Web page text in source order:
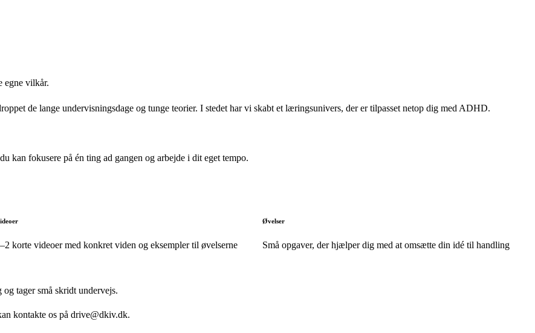
egne vilkår.
de lange undervisningsdage og tunge teorier. I stedet har vi skabt et læringsunivers, der er tilpasset netop dig med ADHD.
kan fokusere på én ting ad gangen og arbejde i dit eget tempo.
korte videoer med konkret viden og eksempler til øvelserne
Øvelser
Små opgaver, der hjælper dig med at omsætte din idé til handling
tager små skridt undervejs.
kontakte os på drive@dkiv.dk.